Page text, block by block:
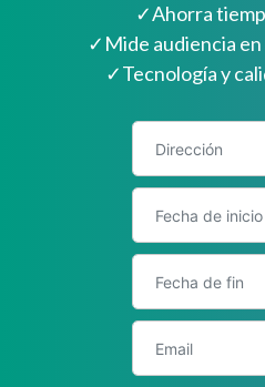
✓Ahorra
✓ Mide audiencia
✓Tecnología y